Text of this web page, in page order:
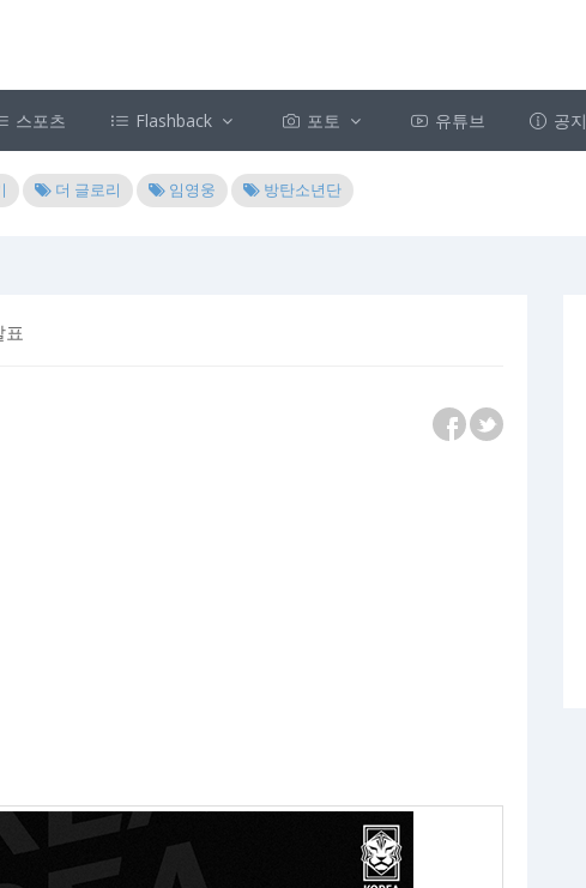
스포츠 Flashback 포토 유튜브 공지
더 글로리 임영웅 방탄소년단
표